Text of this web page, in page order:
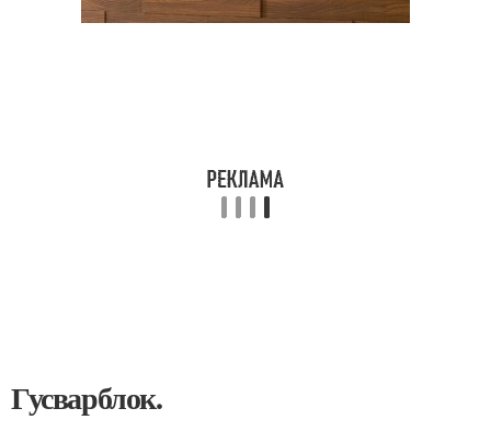
Гусварблок.